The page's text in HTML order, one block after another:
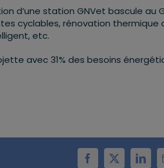
d’une station GNVet bascule au
cyclables, rénovation thermique
etc.
avec 31% des besoins
Facebook
X